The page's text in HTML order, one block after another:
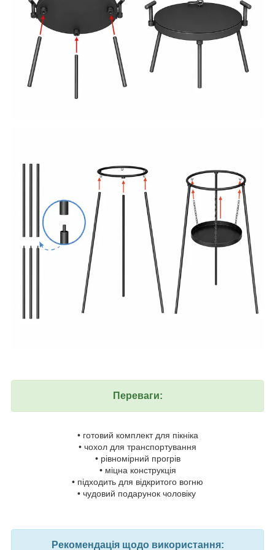
Переваги:
• готовий комплект для пікніка
• чохол для транспортування
• рівномірний прогрів
• міцна конструкція
• підходить для відкритого вогню
• чудовий подарунок чоловіку
Рекомендація щодо використання: